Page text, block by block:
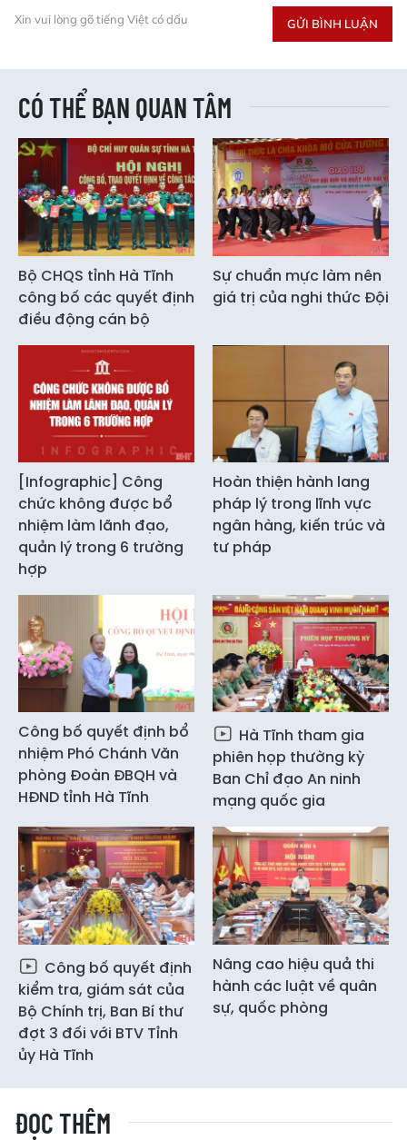
Xin vui lòng gõ tiếng Việt có dấu GỬI BÌNH LUẬN
CÓ THỂ BẠN QUAN TÂM
Bộ CHQS tỉnh Hà Tĩnh
công bố các quyết định
điều động cán bộ
Sự chuẩn mực làm nên
giá trị của nghi thức Đội
[Infographic] Công
chức không được bổ
nhiệm làm lãnh đạo,
quản lý trong 6 trường
hợp
Hoàn thiện hành lang
pháp lý trong lĩnh vực
ngân hàng, kiến trúc và
tư pháp
Công bố quyết định bổ
nhiệm Phó Chánh Văn
phòng Đoàn ĐBQH và
HĐND tỉnh Hà Tĩnh
Hà Tĩnh tham gia
phiên họp thường kỳ
Ban Chỉ đạo An ninh
mạng quốc gia
Công bố quyết định
kiểm tra, giám sát của
Bộ Chính trị, Ban Bí thư
đợt 3 đối với BTV Tỉnh
ủy Hà Tĩnh
Nâng cao hiệu quả thi
hành các luật về quân
sự, quốc phòng
ĐỌC THÊM